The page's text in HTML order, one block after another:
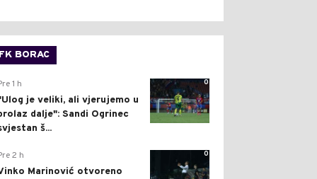
FK BORAC
0
1 h
je veliki, ali vjerujemo u
dalje": Sandi Ogrinec
š...
0
2 h
Marinović otvoreno